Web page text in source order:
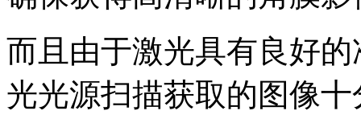
而且由于激光具有良好
光光源扫描获取的图像